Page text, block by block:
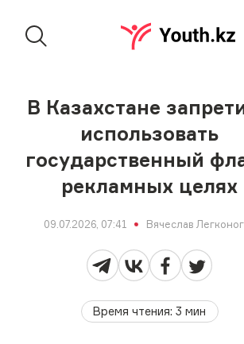
В Казахстане
использовать
государственный
рекламных целях
09.07.2026, 07:41 Вячеслав
Время чтения:3 мин